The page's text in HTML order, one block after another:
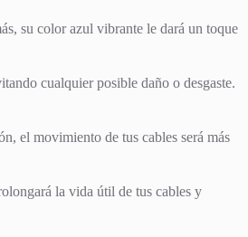
su color azul vibrante le dará un toque
cualquier posible daño o desgaste.
el movimiento de tus cables será más
la vida útil de tus cables y